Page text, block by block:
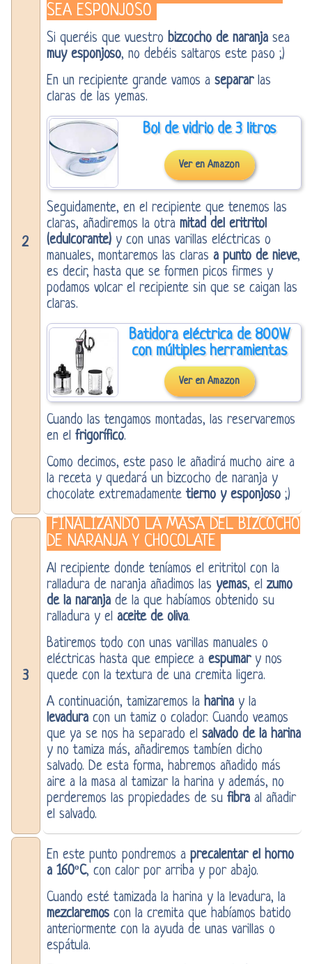
2
SEA ESPONJOSO
Si queréis que vuestro bizcocho de naranjasea
muy esponjoso, no debéis saltaros este paso ;)
En un recipiente grande vamos a separarlas
claras de las yemas.
Bol de vidrio de 3 litros
Ver en Amazon
Seguidamente, en el recipiente que tenemos las
claras, añadiremos la otra mitad del eritritol
(edulcorante)y con unas varillas eléctricas o
manuales, montaremos las claras a punto de nieve,
es decir, hasta que se formen picos firmes y
podamos volcar el recipiente sin que se caigan las
claras.
Batidora eléctrica de 800W
con múltiples herramientas
Ver en Amazon
Cuando las tengamos montadas, las reservaremos
en el frigorífico.
Como decimos, este paso le añadirá mucho aire a
la receta y quedará un bizcocho de naranja y
chocolate extremadamentetierno y esponjoso;)
3
FINALIZANDO LA MASA DEL BIZCOCHO
DE NARANJA Y CHOCOLATE
Al recipiente donde teníamos el eritritol con la
ralladura de naranja añadimos las yemas, el zumo
de la naranjade la que habíamos obtenido su
ralladura y el aceite de oliva.
Batiremos todo con unas varillas manuales o
eléctricas hasta que empiece a espumary nos
quede con la textura de una cremita ligera.
A continuación, tamizaremos la harinay la
levaduracon un tamiz o colador. Cuando veamos
que ya se nos ha separado el salvado de la harina
y no tamiza más, añadiremos tambíen dicho
salvado. De esta forma, habremos añadido más
aire a la masa al tamizar la harina y además, no
perderemos las propiedades de su fibraal añadir
el salvado.
En este punto pondremos a precalentar el horno
a 160ºC, con calor por arriba y por abajo.
Cuando esté tamizada la harina y la levadura, la
mezclaremoscon la cremita que habíamos batido
anteriormente con la ayuda de unas varillas o
espátula.